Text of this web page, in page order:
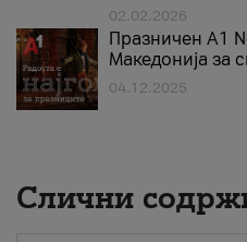
02.02.2026
Празничен A1
Македонија за
04.12.2025
Слични